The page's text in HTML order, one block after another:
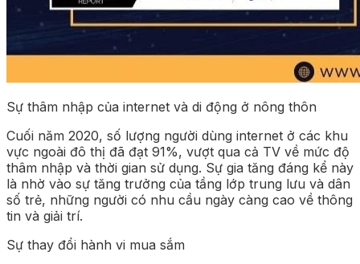
Sự thâm nhập của internet và di động ở nông thôn
Cuối năm 2020, số lượng người dùng internet ở các khu
vực ngoài đô thị đã đạt 91%, vượt qua cả TV về mức độ
thâm nhập và thời gian sử dụng. Sự gia tăng đáng kể này
là nhờ vào sự tăng trưởng của tầng lớp trung lưu và dân
số trẻ, những người có nhu cầu ngày càng cao về thông
tin và giải trí.
Sự thay đổi hành vi mua sắm